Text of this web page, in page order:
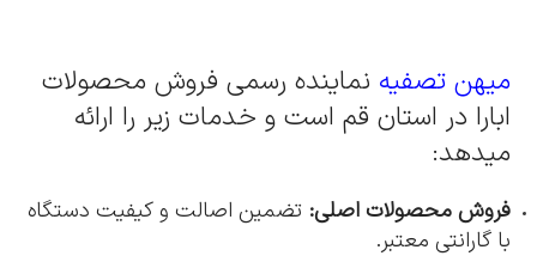
میهن تصفیه نماینده رسمی فروش محصولات
ابارا در استان قم است و خدمات زیر را ارائه
میدهد:
فروش محصولات اصلی: تضمین اصالت و کیفیت دستگاه
با گارانتی معتبر.